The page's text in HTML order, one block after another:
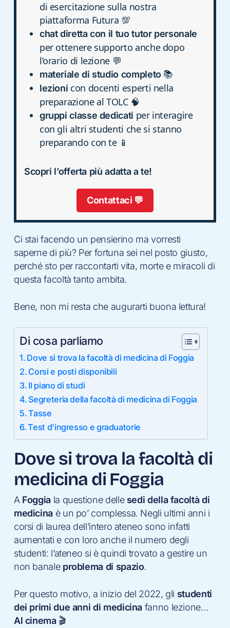
di esercitazione sulla nostra
piattaforma Futura 💯
chat diretta con il tuo tutor personale
per ottenere supporto anche dopo
l’orario di lezione 💬
materiale di studio completo📚
lezioni con docenti esperti nella
preparazione al TOLC 🧠
gruppi classe dedicati per interagire
con gli altri studenti che si stanno
preparando con te 📱
Scopri l’offerta più adatta a te!
Contattaci 💬
Ci stai facendo un pensierino ma vorresti
saperne di più? Per fortuna sei nel posto giusto,
perché sto per raccontarti vita, morte e miracoli di
questa facoltà tanto ambita.
Bene, non mi resta che augurarti buona lettura!
Di cosa parliamo
Dove si trova la facoltà di medicina di Foggia
Corsi e posti disponibili
Il piano di studi
Segreteria della facoltà di medicina di Foggia
Tasse
Test d’ingresso e graduatorie
Dove si trova la facoltà di
medicina di Foggia
A Foggia la questione delle sedi della facoltà di
medicina è un po’ complessa. Negli ultimi anni i
corsi di laurea dell’intero ateneo sono infatti
aumentati e con loro anche il numero degli
studenti: l’ateneo si è quindi trovato a gestire un
non banale problema di spazio.
Per questo motivo, a inizio del 2022, gli studenti
dei primi due anni di medicina fanno lezione…
Al cinema🎬